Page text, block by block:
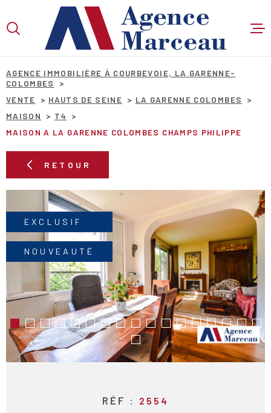
recherche
au
principal
au
AGENCE IMMOBILIÈRE À COURBEVOIE, LA GARENNE-
COLOMBES
VENTE
HAUTS DE SEINE
LA GARENNE COLOMBES
MAISON
T4
MAISON A LA GARENNE COLOMBES CHAMPS PHILIPPE
RETOUR
EXCLUSIF
NOUVEAUTÉ
RÉF : 2554
VOTRE
RECHERCHE
VENTE
Budget
BUDGET
RECHERCHER